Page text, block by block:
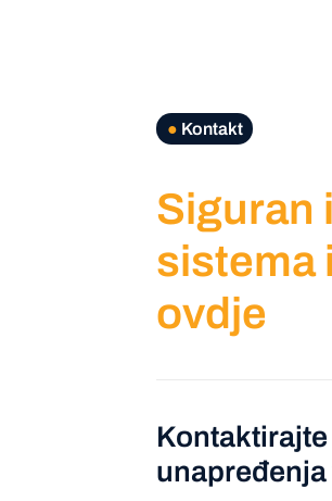
● Kontakt
Siguran
sistema
ovdje